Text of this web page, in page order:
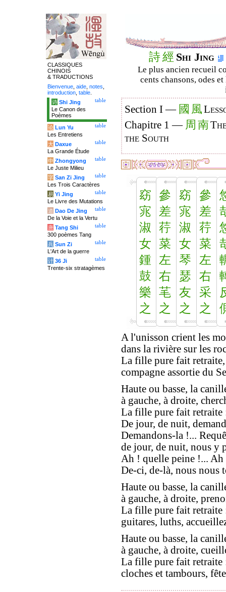
詩經 Shi Jing
Le plus ancien recueil
cents chansons, odes
Section I — 國 風
Chapitre 1 — 周 南
the South
窈
宨
淑
女
鍾
鼓
樂
之
參
差
荇
菜
左
右
芼
之
窈
宨
淑
女
琴
瑟
友
之
參
差
荇
菜
左
右
采
之
A l'unisson crient les
dans la rivière sur les
La fille pure fait retraite,
compagne assortie du
Haute ou basse, la
à gauche, à droite,
La fille pure fait retraite
De jour, de nuit,
Demandons-la !...
de jour, de nuit, nous y
Ah ! quelle peine !...
De-ci, de-là, nous nous
Haute ou basse, la
à gauche, à droite,
La fille pure fait retraite
guitares, luths,
Haute ou basse, la
à gauche, à droite,
La fille pure fait retraite
cloches et tambours,
CLASSIQUES
CHINOIS
& TRADUCTIONS
Bienvenue aide notes
introduction table
table
诗 Shi Jing
Le Canon des
Poèmes
table
论 Lun Yu
Les Entretiens
table
大 Daxue
La Grande Étude
table
中 Zhongyong
Le Juste Milieu
table
字 San Zi Jing
Les Trois Caractères
table
易 Yi Jing
Le Livre des Mutations
table
道 Dao De Jing
De la Voie et la Vertu
table
唐 Tang Shi
300 poèmes Tang
table
兵 Sun Zi
L'Art de la guerre
table
计 36 Ji
Trente-six stratagèmes